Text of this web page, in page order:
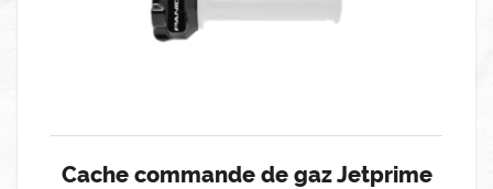
Cache commande de gaz Jetprime